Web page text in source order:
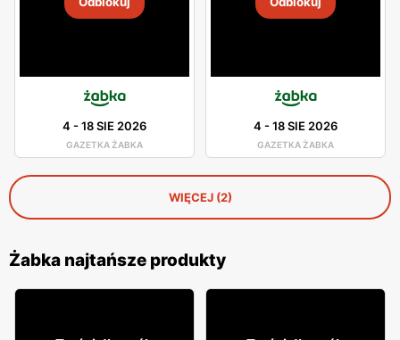
4 -18 SIE 2026
GAZETKA ŻABKA
4 -18 SIE 2026
GAZETKA ŻABKA
WIĘCEJ (2)
Żabka najtańsze produkty